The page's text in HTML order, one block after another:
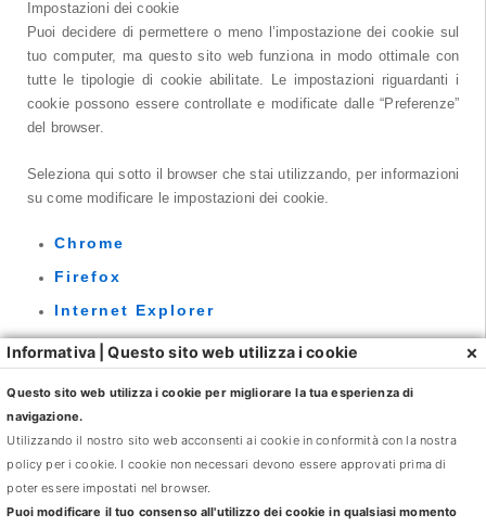
Impostazioni dei cookie
Puoi decidere di permettere o meno l’impostazione dei cookie sul
tuo computer, ma questo sito web funziona in modo ottimale con
tutte le tipologie di cookie abilitate. Le impostazioni riguardanti i
cookie possono essere controllate e modificate dalle “Preferenze”
del browser.
Seleziona qui sotto il browser che stai utilizzando, per informazioni
su come modificare le impostazioni dei cookie.
Chrome
Firefox
Internet Explorer
Opera
Se disattivi i cookie, questo potrebbe comportare la disabilitazione
di alcune funzionalità del sito. Anche con tutti i cookie disabilitati,
il tuo browser continuerà a memorizzare una piccola quantità di
informazioni. Queste informazioni sono necessarie per le
funzionalità di base del sito.
Informativa | Questo sito web utilizza i cookie ×
Questo sito web utilizza i cookie per migliorare la tua esperienza di
navigazione.
Utilizzando il nostro sito web acconsenti ai cookie in conformità con la nostra
policy per i cookie. I cookie non necessari devono essere approvati prima di
poter essere impostati nel browser.
Puoi modificare il tuo consenso all'utilizzo dei cookie in qualsiasi momento